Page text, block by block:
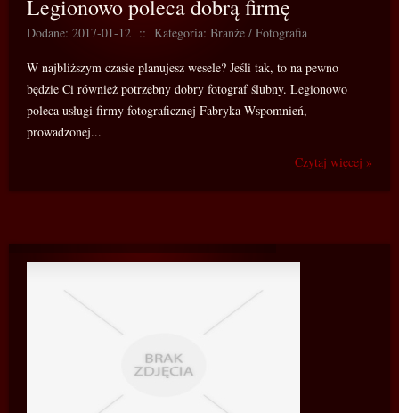
Legionowo poleca dobrą firmę
Dodane: 2017-01-12 :: Kategoria: Branże / Fotografia
W najbliższym czasie planujesz wesele? Jeśli tak, to na pewno
będzie Ci również potrzebny dobry fotograf ślubny. Legionowo
poleca usługi firmy fotograficznej Fabryka Wspomnień,
prowadzonej...
Czytaj więcej »